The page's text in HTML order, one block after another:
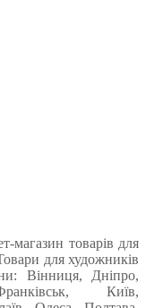
товарів для
для художників
Вінниця, Дніпро,
Київ,